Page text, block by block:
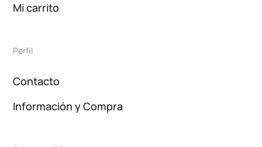
Mi carrito
Perfil
Contacto
Información y Compra